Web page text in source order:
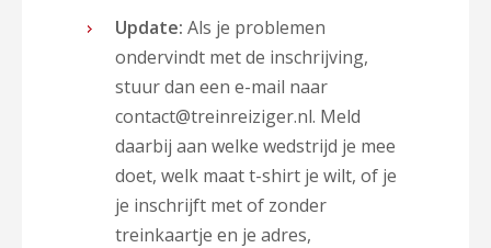
Update: Als je problemen
ondervindt met de inschrijving,
stuur dan een e-mail naar
contact@treinreiziger.nl. Meld
daarbij aan welke wedstrijd je mee
doet, welk maat t-shirt je wilt, of je
je inschrijft met of zonder
treinkaartje en je adres,